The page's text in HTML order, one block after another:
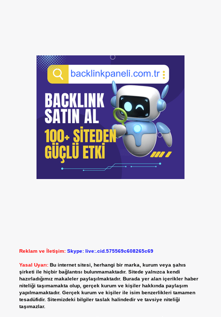
Reklam ve İletişim: Skype: live:.cid.575569c608265c69
Yasal Uyarı: Bu internet sitesi, herhangi bir marka, kurum veya şahıs
şirketi ile hiçbir bağlantısı bulunmamaktadır. Sitede yalnızca kendi
hazırladığımız makaleler paylaşılmaktadır. Burada yer alan içerikler haber
niteliği taşımamakta olup, gerçek kurum ve kişiler hakkında paylaşım
yapılmamaktadır. Gerçek kurum ve kişiler ile isim benzerlikleri tamamen
tesadüfidir. Sitemizdeki bilgiler taslak halindedir ve tavsiye niteliği
taşımazlar.